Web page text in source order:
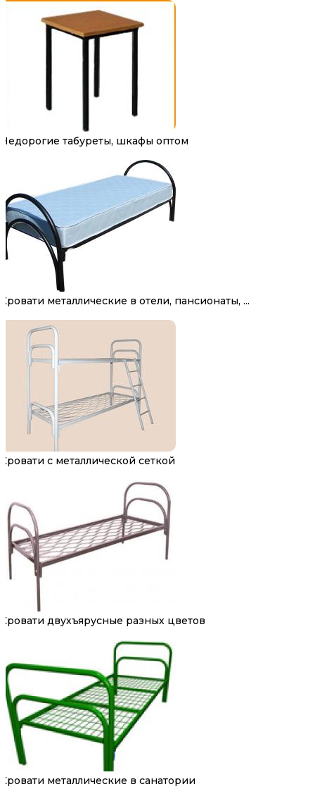
Недорогие табуреты, шкафы оптом
Кровати металлические в отели, пансионаты, ...
Кровати с металлической сеткой
Кровати двухъярусные разных цветов
Кровати металлические в санатории